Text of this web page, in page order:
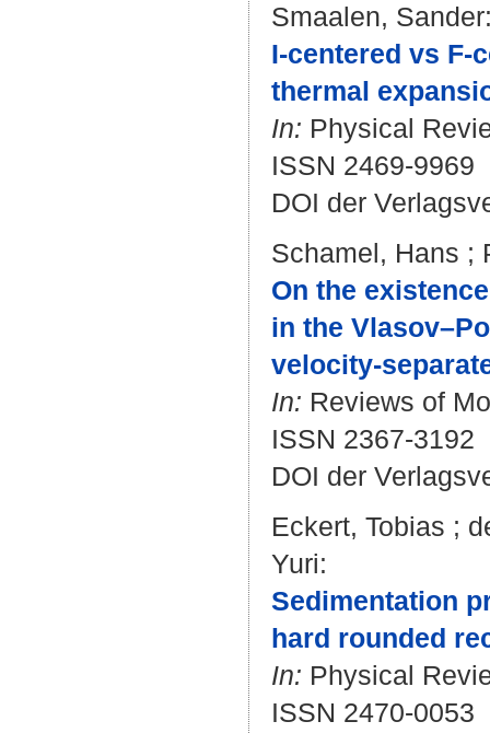
Smaalen, Sander
I-centered vs F-
thermal
In: Physical
ISSN 2469-9969
DOI der
Schamel, Hans ;
On the
in the
velocity-
In: Reviews of
ISSN 2367-3192
DOI der
Eckert, Tobias ;
Yuri:
Sedimentation
hard rounded
In: Physical
ISSN 2470-0053